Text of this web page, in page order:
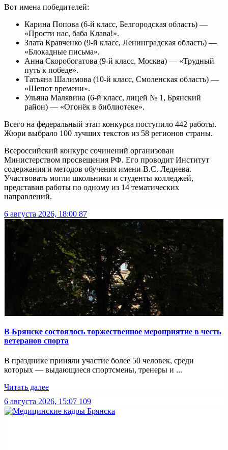
Вот имена победителей:
Карина Попова (6-й класс, Белгородская область) —
«Прости нас, баба Клава!».
Злата Кравченко (9-й класс, Ленинградская область) —
«Блокадные письма».
Анна Скоробогатова (9-й класс, Москва) — «Трудный
путь к победе».
Татьяна Шалимова (10-й класс, Смоленская область) —
«Шепот времени».
Ульяна Малявина (6-й класс, лицей № 1, Брянский
район) — «Огонёк в библиотеке».
Всего на федеральный этап конкурса поступило 442 работы.
Жюри выбрало 100 лучших текстов из 58 регионов страны.
Всероссийский конкурс сочинений организован
Министерством просвещения РФ. Его проводит Институт
содержания и методов обучения имени В.С. Леднева.
Участвовать могли школьники и студенты колледжей,
представив работы по одному из 14 тематических
направлений.
6 августа 2026, 18:00 87
В Брянске состоялось торжественное мероприятие в честь
ветеранов спорта
В празднике приняли участие более 50 человек, среди
которых — выдающиеся спортсмены, тренеры и ...
Читать далее
6 августа 2026, 15:07 109